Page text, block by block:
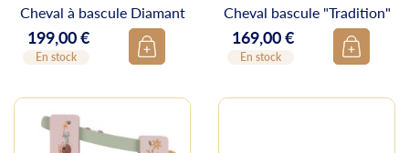
Cheval à bascule Diamant
Prix
199,00 €
En stock
Cheval bascule "Tradition"
Prix
169,00 €
En stock